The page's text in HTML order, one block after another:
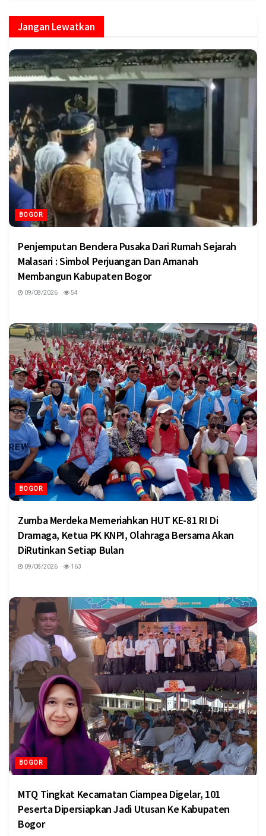
Jangan Lewatkan
BOGOR
Penjemputan Bendera Pusaka Dari Rumah Sejarah
Malasari : Simbol Perjuangan Dan Amanah
Membangun Kabupaten Bogor
09/08/2026 54
BOGOR
Zumba Merdeka Memeriahkan HUT KE-81 RI Di
Dramaga, Ketua PK KNPI, Olahraga Bersama Akan
DiRutinkan Setiap Bulan
09/08/2026 163
BOGOR
MTQ Tingkat Kecamatan Ciampea Digelar, 101
Peserta Dipersiapkan Jadi Utusan Ke Kabupaten
Bogor